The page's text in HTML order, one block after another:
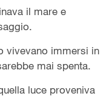
il mare e
vivevano immersi in
mai spenta.
luce proveniva